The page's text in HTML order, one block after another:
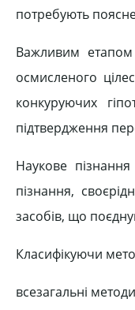
потребують
Важливим етапом
осмисленого
конкуруючих
підтвердження
Наукове
пізнання,
засобів, що
Класифікуючи
всезагальні